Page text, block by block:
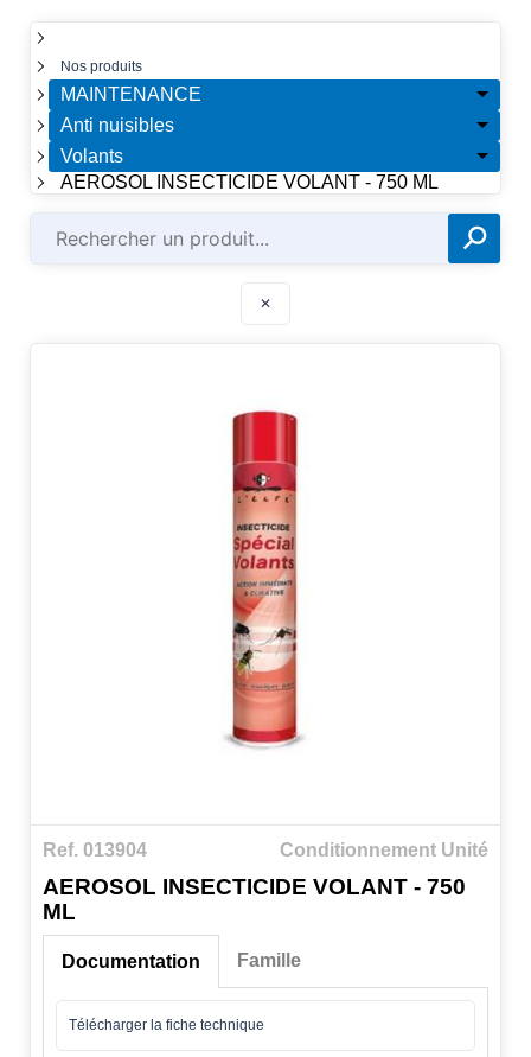
Nos produits
MAINTENANCE
Anti nuisibles
Volants
AEROSOL INSECTICIDE VOLANT - 750 ML
✕⚲
✕
Ref. 013904 Conditionnement Unité
AEROSOL INSECTICIDE VOLANT - 750
ML
Documentation
Télécharger la fiche technique
Famille